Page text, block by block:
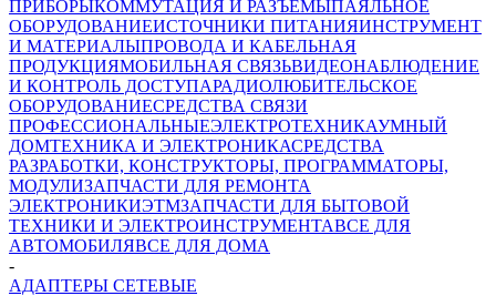
ПРИБОРЫКОММУТАЦИЯ И РАЗЪЕМЫПАЯЛЬНОЕ
ОБОРУДОВАНИЕИСТОЧНИКИ ПИТАНИЯИНСТРУМЕНТ
И МАТЕРИАЛЫПРОВОДА И КАБЕЛЬНАЯ
ПРОДУКЦИЯМОБИЛЬНАЯ СВЯЗЬВИДЕОНАБЛЮДЕНИЕ
И КОНТРОЛЬ ДОСТУПАРАДИОЛЮБИТЕЛЬСКОЕ
ОБОРУДОВАНИЕСРЕДСТВА СВЯЗИ
ПРОФЕССИОНАЛЬНЫЕЭЛЕКТРОТЕХНИКАУМНЫЙ
ДОМТЕХНИКА И ЭЛЕКТРОНИКАСРЕДСТВА
РАЗРАБОТКИ, КОНСТРУКТОРЫ, ПРОГРАММАТОРЫ,
МОДУЛИЗАПЧАСТИ ДЛЯ РЕМОНТА
ЭЛЕКТРОНИКИЭТМЗАПЧАСТИ ДЛЯ БЫТОВОЙ
ТЕХНИКИ И ЭЛЕКТРОИНСТРУМЕНТАВСЕ ДЛЯ
АВТОМОБИЛЯВСЕ ДЛЯ ДОМА
-
АДАПТЕРЫ СЕТЕВЫЕ